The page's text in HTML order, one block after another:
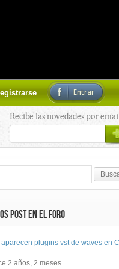
Entrar
Recibe las novedades por
POST EN EL FORO
aparecen plugins vst de waves en
2 años, 2 meses